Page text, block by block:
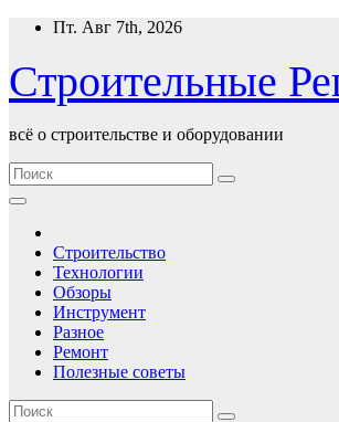
Перейти
содержимому
Пт. Авг 7th, 2026
Строительные
всё о строительстве и оборудовании
Строительство
Технологии
Обзоры
Инструмент
Разное
Ремонт
Полезные советы